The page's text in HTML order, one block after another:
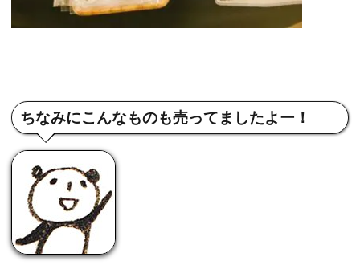
ちなみにこんなものも売ってましたよー！